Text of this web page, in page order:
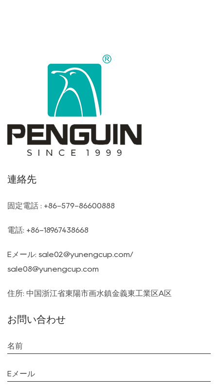
連絡先
固定電話 : +86-579-86600888
電話: +86-18967438668
Eメール: sale02@yunengcup.com/
sale08@yunengcup.com
住所: 中国浙江省東陽市画水鎮金義東工業区A区
お問い合わせ